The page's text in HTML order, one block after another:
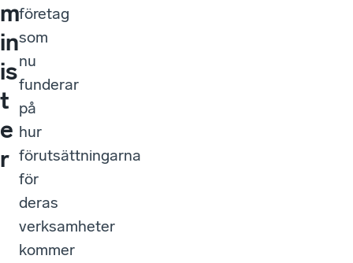
m
in
is
t
e
r
företag
som
nu
funderar
på
hur
förutsättningarna
för
deras
verksamheter
kommer